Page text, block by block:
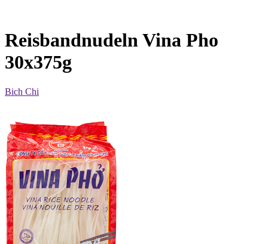
Reisbandnudeln Vina Pho
30x375g
Bich Chi